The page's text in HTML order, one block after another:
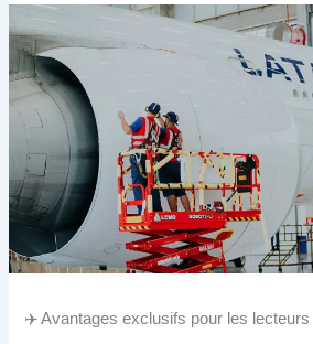
✈️ Avantages exclusifs pour les lecteurs